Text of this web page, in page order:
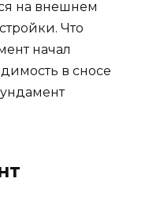
на внешнем
Что
начал
в сносе